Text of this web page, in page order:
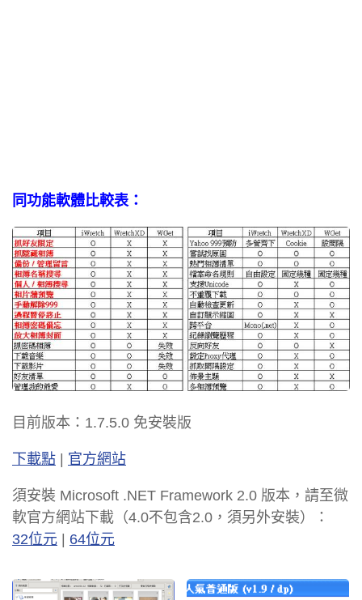
同功能軟體比較表：
目前版本：1.7.5.0 免安裝版
下載點 | 官方網站
須安裝 Microsoft .NET Framework 2.0 版本，請至微
軟官方網站下載（4.0不包含2.0，須另外安裝）：
32位元 | 64位元